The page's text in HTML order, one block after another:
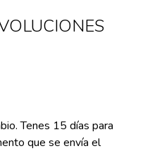
Tenes 15 días para
que se envía el